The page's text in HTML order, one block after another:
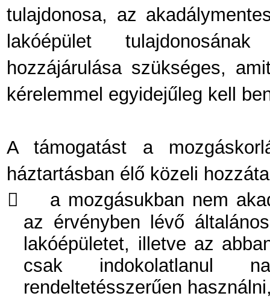
tulajdonosa, az
lakóépület
hozzájárulása szükséges,
kérelemmel egyidejűleg kell
A támogatást a
háztartásban élő közeli

a mozgásukban nem
az érvényben lévő
lakóépületet, illetve az
csak indokolatlanul
rendeltetésszerűen